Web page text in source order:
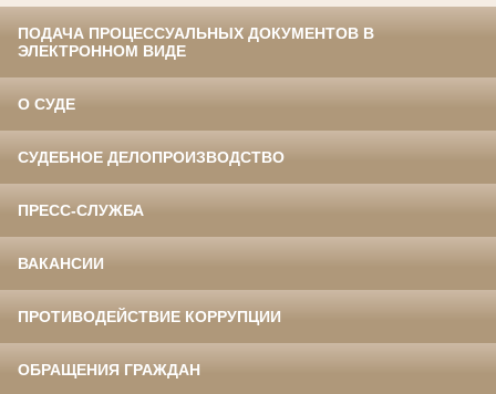
ПОДАЧА ПРОЦЕССУАЛЬНЫХ ДОКУМЕНТОВ В
ЭЛЕКТРОННОМ ВИДЕ
О СУДЕ
СУДЕБНОЕ ДЕЛОПРОИЗВОДСТВО
ПРЕСС-СЛУЖБА
ВАКАНСИИ
ПРОТИВОДЕЙСТВИЕ КОРРУПЦИИ
ОБРАЩЕНИЯ ГРАЖДАН